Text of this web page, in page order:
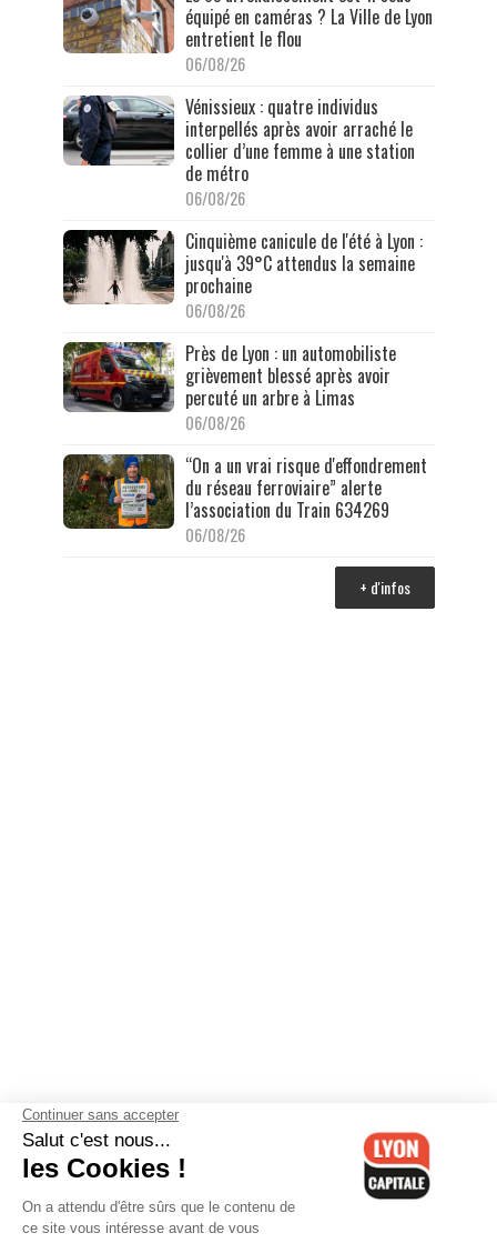
équipé en caméras ? La Ville de Lyon
entretient le flou
06/08/26
Vénissieux : quatre individus
interpellés après avoir arraché le
collier d’une femme à une station
de métro
06/08/26
Cinquième canicule de l'été à Lyon :
jusqu'à 39°C attendus la semaine
prochaine
06/08/26
Près de Lyon : un automobiliste
grièvement blessé après avoir
percuté un arbre à Limas
06/08/26
“On a un vrai risque d'effondrement
du réseau ferroviaire” alerte
l’association du Train 634269
06/08/26
+ d'infos